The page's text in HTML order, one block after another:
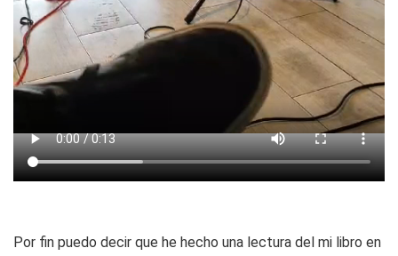
Por fin puedo decir que he hecho una lectura del mi libro en